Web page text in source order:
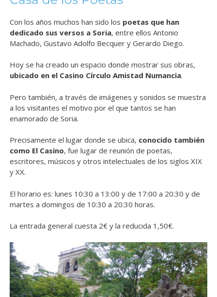
Con los años muchos han sido los poetas que han
dedicado sus versos a Soria, entre ellos Antonio
Machado, Gustavo Adolfo Becquer y Gerardo Diego.
Hoy se ha creado un espacio donde mostrar sus obras,
ubicado en el Casino Círculo Amistad Numancia.
Pero también, a través de imágenes y sonidos se muestra
a los visitantes el motivo por el que tantos se han
enamorado de Soria.
Precisamente el lugar donde se ubica, conocido también
como El Casino, fue lugar de reunión de poetas,
escritores, músicos y otros intelectuales de los siglos XIX
y XX.
El horario es: lunes 10:30 a 13:00 y de 17:00 a 20:30 y de
martes a domingos de 10:30 a 20:30 horas.
La entrada general cuesta 2€ y la reducida 1,50€.